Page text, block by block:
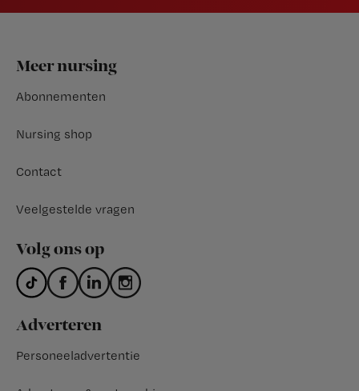
Footer
Meer nursing
Abonnementen
Nursing shop
Contact
Veelgestelde vragen
Volg ons op
Adverteren
Personeeladvertentie